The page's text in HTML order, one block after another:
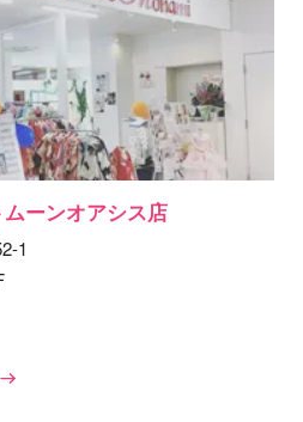
ーンオアシス店
1